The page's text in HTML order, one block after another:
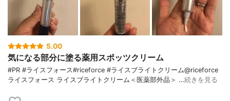
5.00
気になる部分に塗る薬用スポッツクリーム
#PR #ライスフォース#riceforce #ライスブライトクリーム@riceforce
ライスフォース ライスブライトクリーム＜医薬部外品＞ …続きを見る